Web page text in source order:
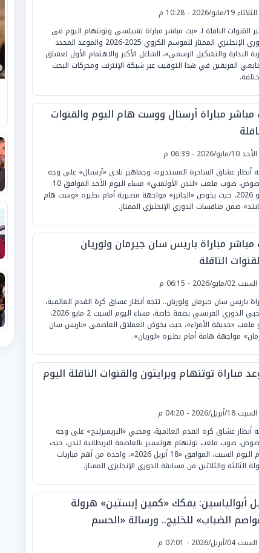
الثلاثاء 19/مايو/2026 - 10:28 م
القنوات الناقلة لـ «بث مباشر مباراة تشيلسي وتوتنهام اليوم في
الدوري الإنجليزي الممتاز للموسم الكروي 2025-2026 والموعد المحدد
البداية والتشكيل الرسمي»، الشاغل الأكبر والاهتمام الأول لعشاق
الفريقين في هذا التوقيت عبر شبكة الإنترنت ومحركات البحث
مباشر مباراة أرسنال ووست هام اليوم والقنوات
الأحد 10/مايو/2026 - 06:39 م
أنظار عشاق الساحرة المستديرة، وجماهير نادي «آرسنال» على وجه
الخصوص، صوب ملعب «لندن الأولمبي» مساء اليوم الأحد الموافق 10
مايو 2026، حيث يخوض «الجانرز» مواجهة مصيرية أمام نظيره «وست هام
ضمن منافسات الدوري الإنجليزي الممتاز.
مباشر مباراة باريس سان جيرمان ولوريان
الناقلة
السبت 02/مايو/2026 - 06:15 م
باريس سان جيرمان ولوريان.. تتجه أنظار عشاق كرة القدم العالمية،
ومحبي الدوري الفرنسي بصفة خاصة، مساء اليوم السبت 2 مايو 2026،
ملعب «حديقة الأمراء»، حيث يخوض العملاق العاصمي «باريس سان
مواجهة هامة أمام نظيره «لوريان».
مباراة توتنهام وبرايتون والقنوات الناقلة اليوم
السبت 18/أبريل/2026 - 04:20 م
أنظار عشاق كرة القدم العالمية، ومحبي «البريميرليج» على وجه
صوب ملعب توتنهام هوتسبير بالعاصمة البريطانية لندن، حيث
تقام اليوم السبت، الموافق «18 أبريل 2026»، واحدة من أهم مباريات
الثالثة والثلاثين من مسابقة الدوري الإنجليزي الممتاز.
أبوالياسين: يفكك «كمين إبستين» هرولة
الضباب» للخليج.. ورسالة «الحسم
لـ «طهران »
السبت 04/أبريل/2026 - 07:01 م